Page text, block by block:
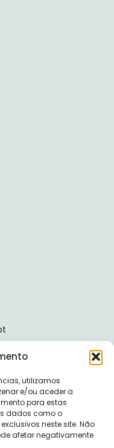
utilizamos
e/ou aceder a
para estas
dados como o
neste site. Não
afetar negativamente